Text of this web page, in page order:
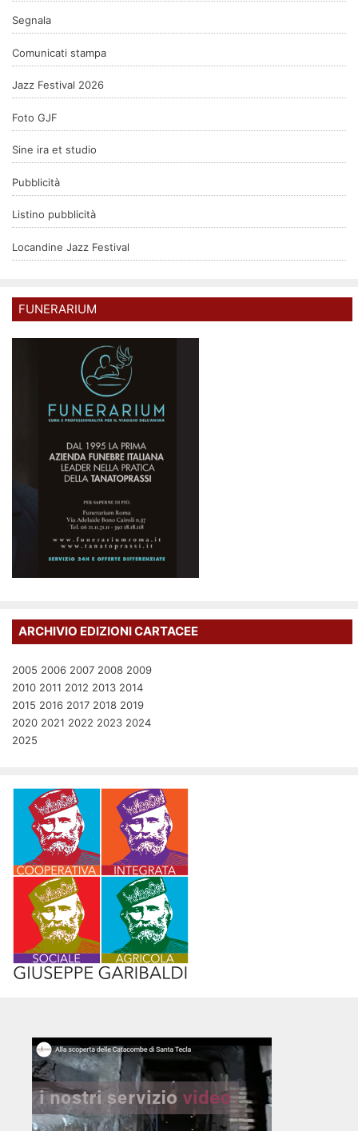
Segnala
Comunicati stampa
Jazz Festival 2026
Foto GJF
Sine ira et studio
Pubblicità
Listino pubblicità
Locandine Jazz Festival
FUNERARIUM
ARCHIVIO EDIZIONI CARTACEE
2005 2006 2007 2008 2009
2010 2011 2012 2013 2014
2015 2016 2017 2018 2019
2020 2021 2022 2023 2024
2025